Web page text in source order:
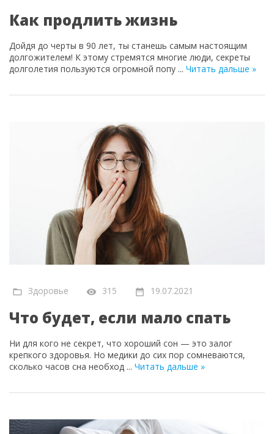
Как продлить жизнь
Дойдя до черты в 90 лет, ты станешь самым настоящим
долгожителем! К этому стремятся многие люди, секреты
долголетия пользуются огромной попу ... Читать дальше »
Здоровье 315 19.07.2021
Что будет, если мало спать
Ни для кого не секрет, что хороший сон — это залог
крепкого здоровья. Но медики до сих пор сомневаются,
сколько часов сна необход ... Читать дальше »